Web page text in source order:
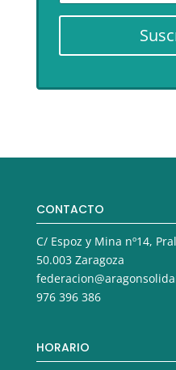
CONTACTO
C/ Espoz y Mina nº14,
50.003 Zaragoza
976 396 386
HORARIO